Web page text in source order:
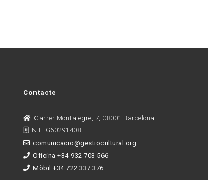
Contacte
Carrer Montalegre, 7, 08001 Barcelona
NIF. G60291408
comunicacio@gestiocultural.org
Oficina +34 932 703 566
Mòbil +34 722 337 376